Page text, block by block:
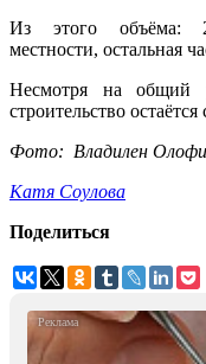
Из этого
местности, остальная
Несмотря на общий
строительство
Фото: Владилен
Катя Соулова
Поделиться